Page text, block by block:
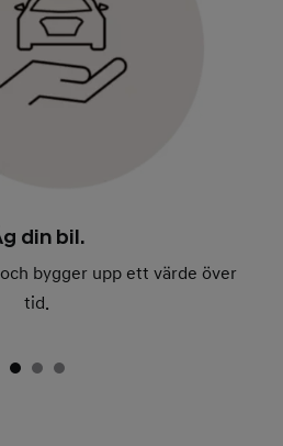
din bil.
bygger upp ett värde över
tid.